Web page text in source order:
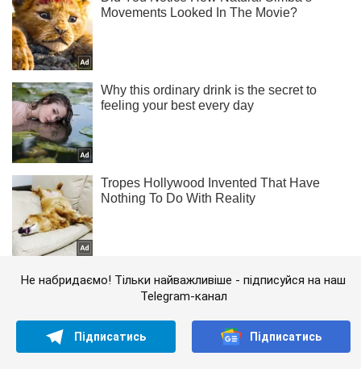
Не набридаємо! Тільки найважливіше - підписуйся на наш
Telegram-канал
Підписатись Підписатись